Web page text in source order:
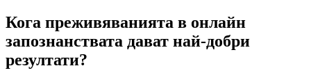
Кога преживяванията в онлайн
запознанствата дават най-добри
резултати?